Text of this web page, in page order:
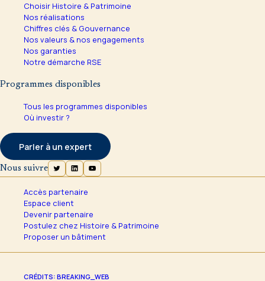
Choisir Histoire & Patrimoine
Nos réalisations
Chiffres clés & Gouvernance
Nos valeurs & nos engagements
Nos garanties
Notre démarche RSE
Programmes disponibles
Tous les programmes disponibles
Où investir ?
Parler à un expert
Nous suivre
Accès partenaire
Espace client
Devenir partenaire
Postulez chez Histoire & Patrimoine
Proposer un bâtiment
CRÉDITS: BREAKING_WEB